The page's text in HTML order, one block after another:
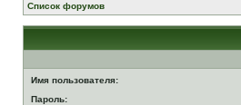
Список форумов
Имя пользователя:
Пароль: